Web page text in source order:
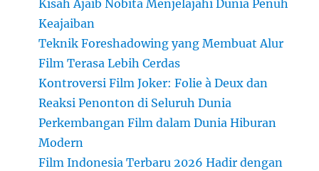
Kisah Ajaib Nobita Menjelajahi Dunia Penuh
Keajaiban
Teknik Foreshadowing yang Membuat Alur
Film Terasa Lebih Cerdas
Kontroversi Film Joker: Folie à Deux dan
Reaksi Penonton di Seluruh Dunia
Perkembangan Film dalam Dunia Hiburan
Modern
Film Indonesia Terbaru 2026 Hadir dengan